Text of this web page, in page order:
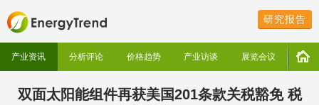
研究报告
产业资讯 分析评论 价格趋势 产业访谈 展览会议
双面太阳能组件再获美国201条款关税豁免 税